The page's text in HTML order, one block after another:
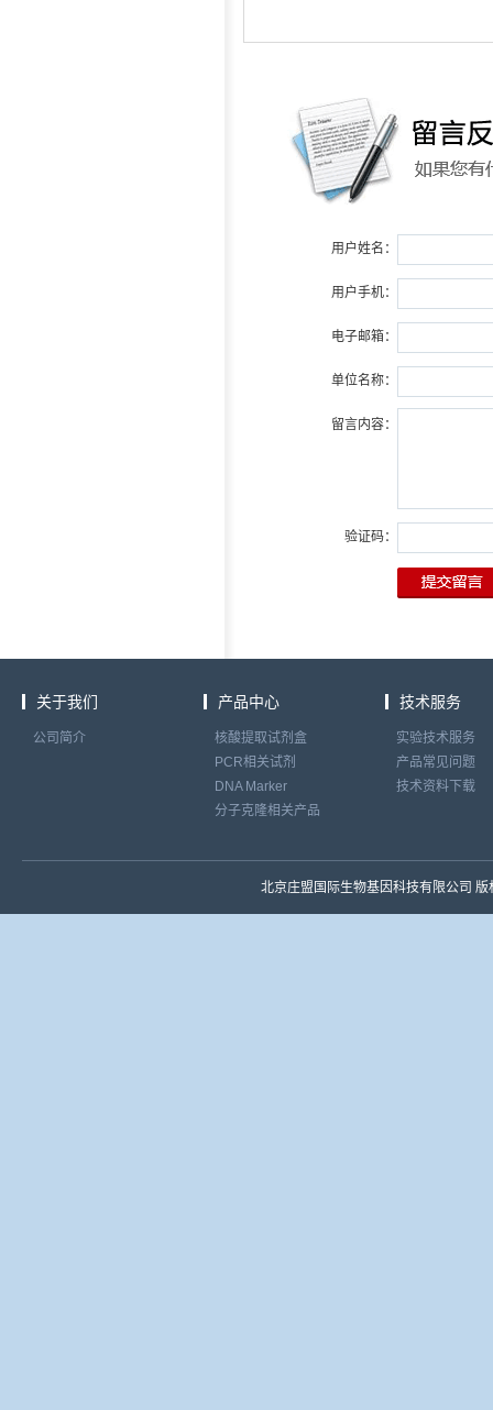
用户姓名：
用户手机：
电子邮箱：
单位名称：
留言内容：
验证码：
关于我们
公司简介
产品中心
核酸提取试剂盒
PCR相关试剂
DNA Marker
分子克隆相关产品
技术服务
实验技术服务
产品常见问题
技术资料下载
北京庄盟国际生物基因科技有限公司